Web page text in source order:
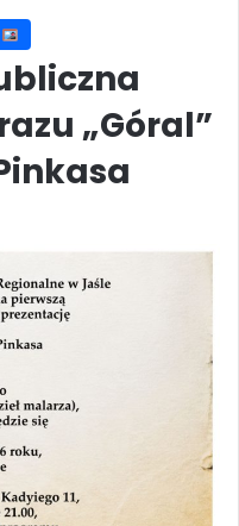
„Góral”